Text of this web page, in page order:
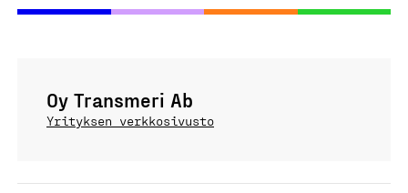
Oy Transmeri Ab
Yrityksen verkkosivusto